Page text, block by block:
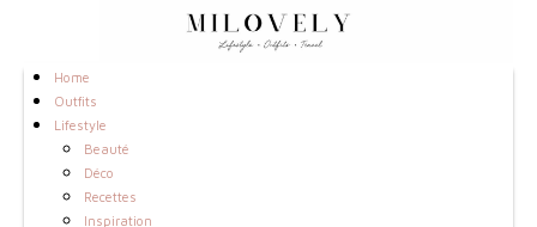
Home
Outfits
Lifestyle
Beauté
Déco
Recettes
Inspiration